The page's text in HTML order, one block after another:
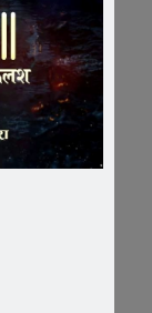
सौंपा ज्ञापन